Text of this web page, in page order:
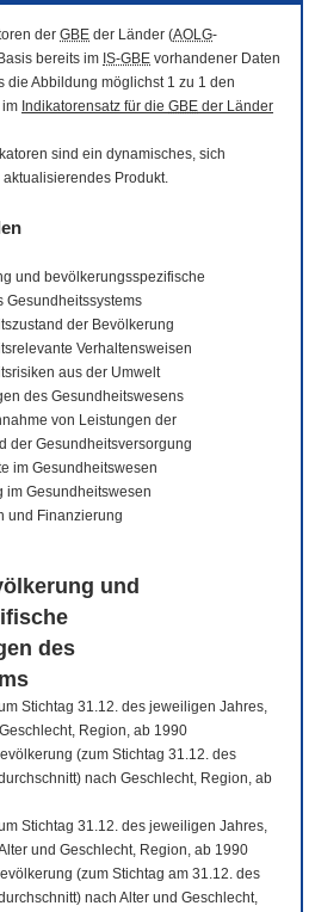
der GBE der Länder (AOLG-
bereits im IS-GBE vorhandener Daten
die Abbildung möglichst 1 zu 1 den
im Indikatorensatz für die GBE der Länder
sind ein dynamisches, sich
Produkt.
und bevölkerungsspezifische
Gesundheitssystems
der Bevölkerung
Verhaltensweisen
aus der Umwelt
des Gesundheitswesens
von Leistungen der
der Gesundheitsversorgung
im Gesundheitswesen
im Gesundheitswesen
und Finanzierung
und
des
Stichtag 31.12. des jeweiligen Jahres,
Region, ab 1990
(zum Stichtag 31.12. des
nach Geschlecht, Region, ab
Stichtag 31.12. des jeweiligen Jahres,
und Geschlecht, Region, ab 1990
(zum Stichtag am 31.12. des
nach Alter und Geschlecht,